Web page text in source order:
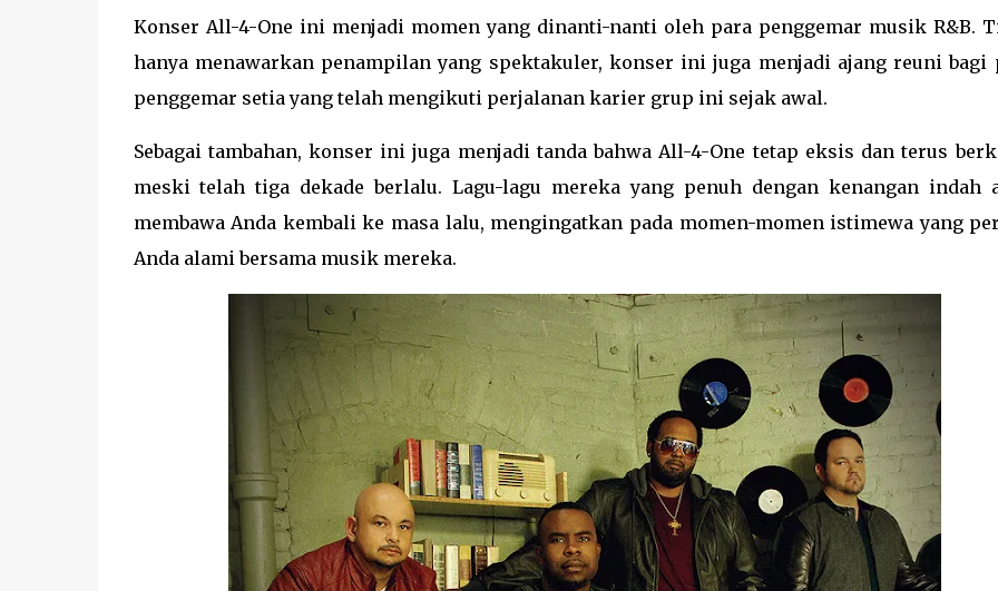
Konser All-4-One ini menjadi momen yang dinanti-nanti oleh para penggemar musik R&B.
hanya menawarkan penampilan yang spektakuler, konser ini juga menjadi ajang reuni bagi
penggemar setia yang telah mengikuti perjalanan karier grup ini sejak awal.
Sebagai tambahan, konser ini juga menjadi tanda bahwa All-4-One tetap eksis dan terus
meski telah tiga dekade berlalu. Lagu-lagu mereka yang penuh dengan kenangan indah
membawa Anda kembali ke masa lalu, mengingatkan pada momen-momen istimewa yang
Anda alami bersama musik mereka.